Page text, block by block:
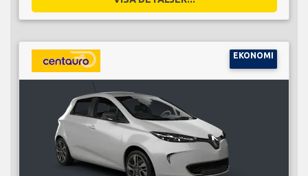
EKONOMI